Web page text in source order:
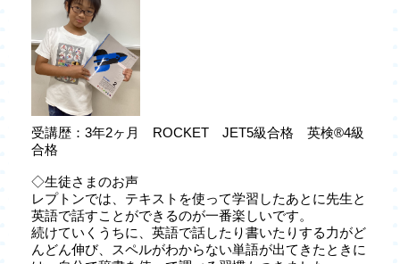
受講歴：3年2ヶ月 ROCKET JET5級合格 英検®4級
合格
◇生徒さまのお声
レプトンでは、テキストを使って学習したあとに先生と
英語で話すことができるのが一番楽しいです。
続けていくうちに、英語で話したり書いたりする力がど
んどん伸び、スペルがわからない単語が出てきたときに